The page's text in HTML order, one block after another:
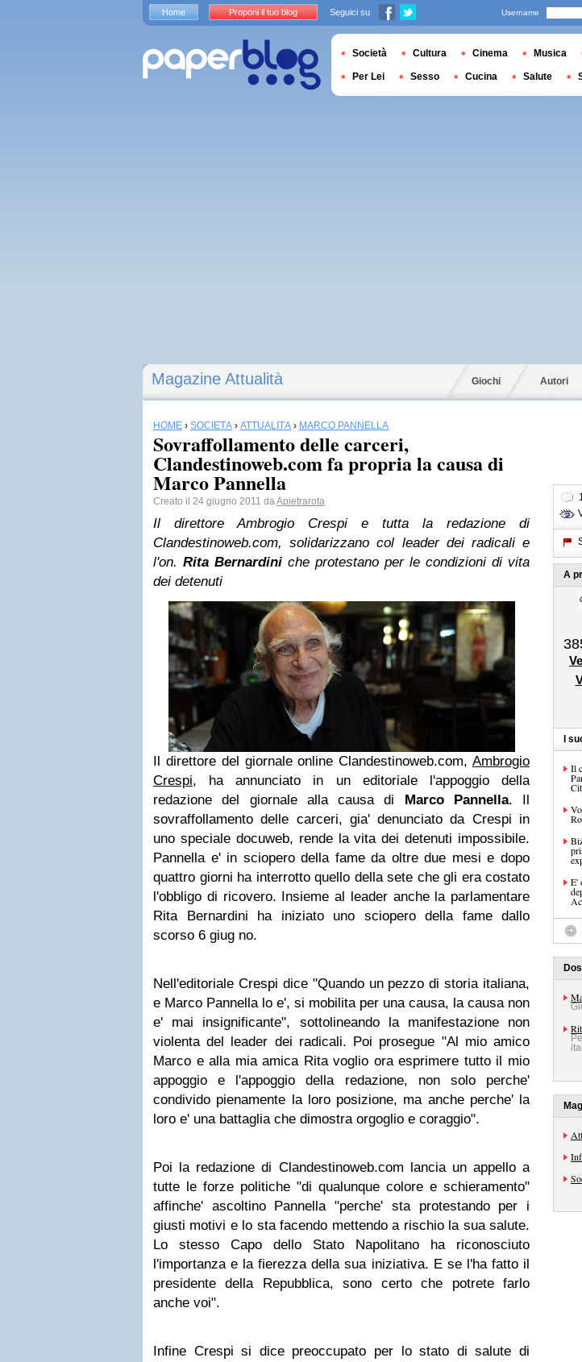
Magazine Attualità Giochi Autori
HOME › SOCIETÀ › ATTUALITÀ › MARCO PANNELLA
Sovraffollamento delle carceri,
Clandestinoweb.com fa propria la causa di
Marco Pannella
Creato il 24 giugno 2011 daApietrarota
Il direttore Ambrogio Crespi e tutta la redazione di
Clandestinoweb.com, solidarizzano col leader dei radicali e
l'on. Rita Bernardini che protestano per le condizioni di vita
dei detenuti
Il direttore del giornale online Clandestinoweb.com, Ambrogio
Crespi, ha annunciato in un editoriale l'appoggio della
redazione del giornale alla causa di Marco Pannella. Il
sovraffollamento delle carceri, gia' denunciato da Crespi in
uno speciale docuweb, rende la vita dei detenuti impossibile.
Pannella e' in sciopero della fame da oltre due mesi e dopo
quattro giorni ha interrotto quello della sete che gli era costato
l'obbligo di ricovero. Insieme al leader anche la parlamentare
Rita Bernardini ha iniziato uno sciopero della fame dallo
scorso 6 giug no.
Nell'editoriale Crespi dice "Quando un pezzo di storia italiana,
e Marco Pannella lo e', si mobilita per una causa, la causa non
e' mai insignificante", sottolineando la manifestazione non
violenta del leader dei radicali. Poi prosegue "Al mio amico
Marco e alla mia amica Rita voglio ora esprimere tutto il mio
appoggio e l'appoggio della redazione, non solo perche'
condivido pienamente la loro posizione, ma anche perche' la
loro e' una battaglia che dimostra orgoglio e coraggio".
Poi la redazione di Clandestinoweb.com lancia un appello a
tutte le forze politiche "di qualunque colore e schieramento"
affinche' ascoltino Pannella "perche' sta protestando per i
giusti motivi e lo sta facendo mettendo a rischio la sua salute.
Lo stesso Capo dello Stato Napolitano ha riconosciuto
l'importanza e la fierezza della sua iniziativa. E se l'ha fatto il
presidente della Repubblica, sono certo che potrete farlo
anche voi".
Infine Crespi si dice preoccupato per lo stato di salute di
A
I
Il
E'
Home Proponi il tuo blog Seguici su Username
Società Cultura Cinema Musica
Per Lei Sesso Cucina Salute